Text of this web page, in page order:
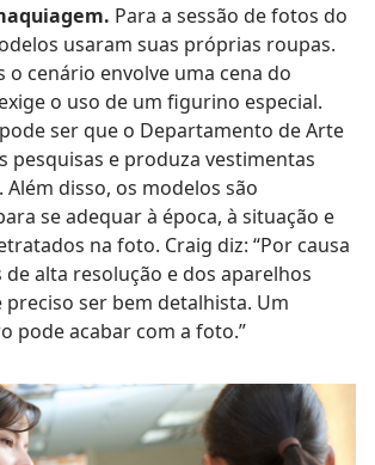
Para a sessão de fotos do
usaram suas próprias roupas.
o cenário envolve uma cena do
o uso de um figurino especial.
ser que o Departamento de Arte
pesquisas e produza vestimentas
disso, os modelos são
se adequar à época, à situação e
na foto. Craig diz: “Por causa
de alta resolução e dos aparelhos
preciso ser bem detalhista. Um
pode acabar com a foto.”